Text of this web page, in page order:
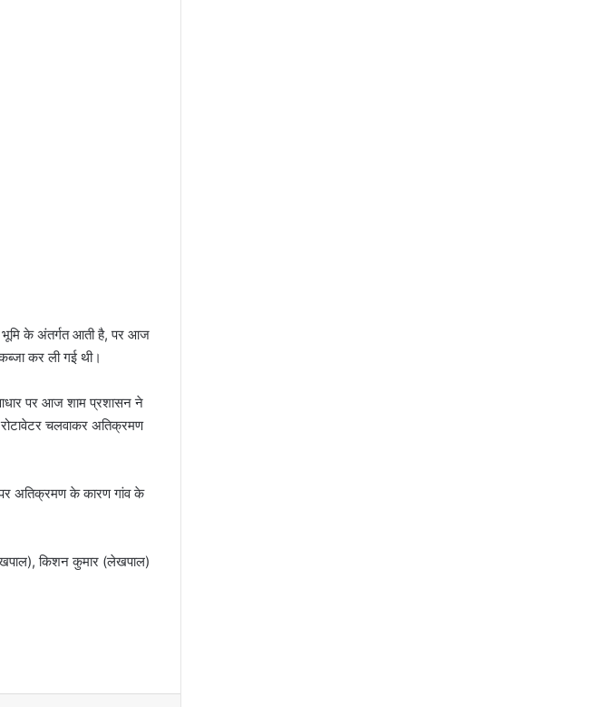
भूमि के अंतर्गत आती है, पर आज
कर ली गई थी।
पर आज शाम प्रशासन ने
रोटावेटर चलवाकर अतिक्रमण
पर अतिक्रमण के कारण गांव के
किशन कुमार (लेखपाल)